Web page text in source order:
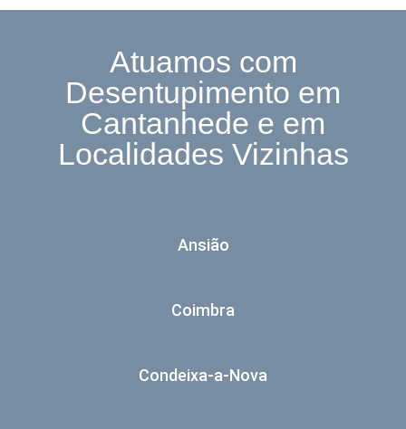
Atuamos com
Desentupimento em
Cantanhede e em
Localidades Vizinhas
Ansião
Coimbra
Condeixa-a-Nova